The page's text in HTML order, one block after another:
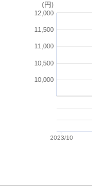
(円)
12,000
13,000
(円)
2023/10
10,000
10,500
11,000
11,500
12,000